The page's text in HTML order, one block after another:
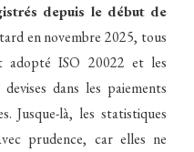
depuis le début de
en novembre 2025, tous
adopté ISO 20022 et les
dans les paiements
Jusque-là, les statistiques
prudence, car elles ne